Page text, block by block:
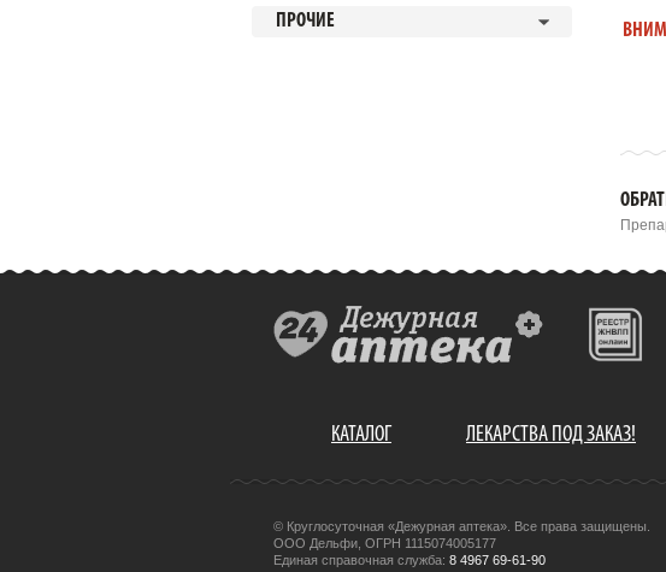
ПРОЧИЕ
КАТАЛОГ ЛЕКАРСТВА ПОД ЗАКАЗ!
© Круглосуточная «Дежурная аптека». Все права защищены.
ООО Дельфи, ОГРН 1115074005177
Единая справочная служба: 8 4967 69-61-90